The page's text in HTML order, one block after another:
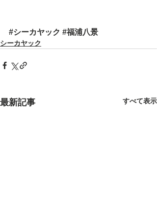
#シーカヤック #福浦八景
シーカヤック
最新記事 すべて表示